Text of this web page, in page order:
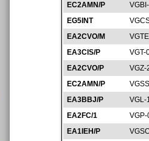
EC2AMN/P
EG5INT
EA2CVO/M
EA3CIS/P
VGT-
EA2CVO/P
VGZ-
EC2AMN/P
EA3BBJ/P
VGL-
EA2FC/1
EA1IEH/P